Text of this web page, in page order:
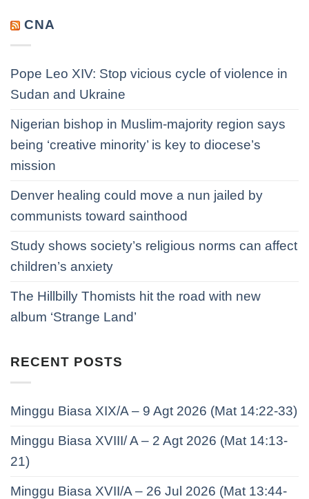
CNA
Pope Leo XIV: Stop vicious cycle of violence in
Sudan and Ukraine
Nigerian bishop in Muslim-majority region says
being ‘creative minority’ is key to diocese’s
mission
Denver healing could move a nun jailed by
communists toward sainthood
Study shows society’s religious norms can affect
children’s anxiety
The Hillbilly Thomists hit the road with new
album ‘Strange Land’
RECENT POSTS
Minggu Biasa XIX/A – 9 Agt 2026 (Mat 14:22-33)
Minggu Biasa XVIII/ A – 2 Agt 2026 (Mat 14:13-
21)
Minggu Biasa XVII/A – 26 Jul 2026 (Mat 13:44-